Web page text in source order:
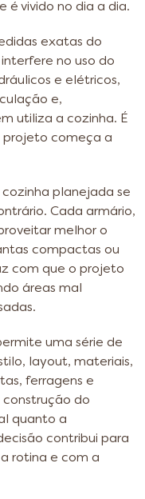
é vivido no dia a dia.
exatas do
no uso do
e elétricos,
e,
utiliza a cozinha. É
projeto começa a
planejada se
Cada armário,
melhor o
compactas ou
com que o projeto
áreas mal
uma série de
layout, materiais,
ferragens e
do
quanto a
contribui para
rotina e com a